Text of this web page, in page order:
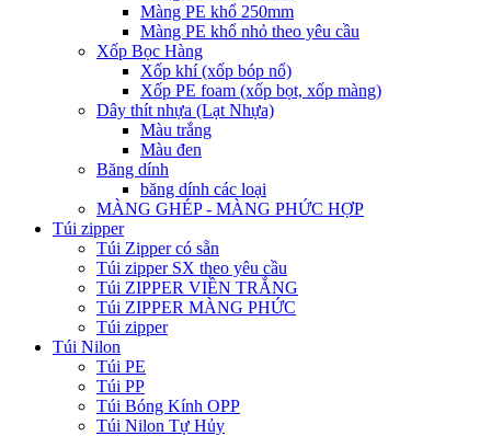
Màng PE khổ 250mm
Màng PE khổ nhỏ theo yêu cầu
Xốp Bọc Hàng
Xốp khí (xốp bóp nổ)
Xốp PE foam (xốp bọt, xốp màng)
Dây thít nhựa (Lạt Nhựa)
Màu trắng
Màu đen
Băng dính
băng dính các loại
MÀNG GHÉP - MÀNG PHỨC HỢP
Túi zipper
Túi Zipper có sẵn
Túi zipper SX theo yêu cầu
Túi ZIPPER VIỀN TRẮNG
Túi ZIPPER MÀNG PHỨC
Túi zipper
Túi Nilon
Túi PE
Túi PP
Túi Bóng Kính OPP
Túi Nilon Tự Hủy